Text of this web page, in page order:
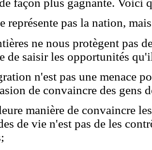
façon plus gagnante. Voici
représente pas la nation,
ne nous protègent pas
de saisir les opportunités
n'est pas une menace
de convaincre des gens
manière de convaincre
de vie n'est pas de les